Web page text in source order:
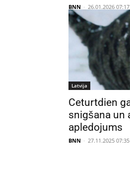
BNN - 26.01.2026 07:17
Latvija
Ceturtdien
snigšana un
apledojums
BNN - 27.11.2025 07:35